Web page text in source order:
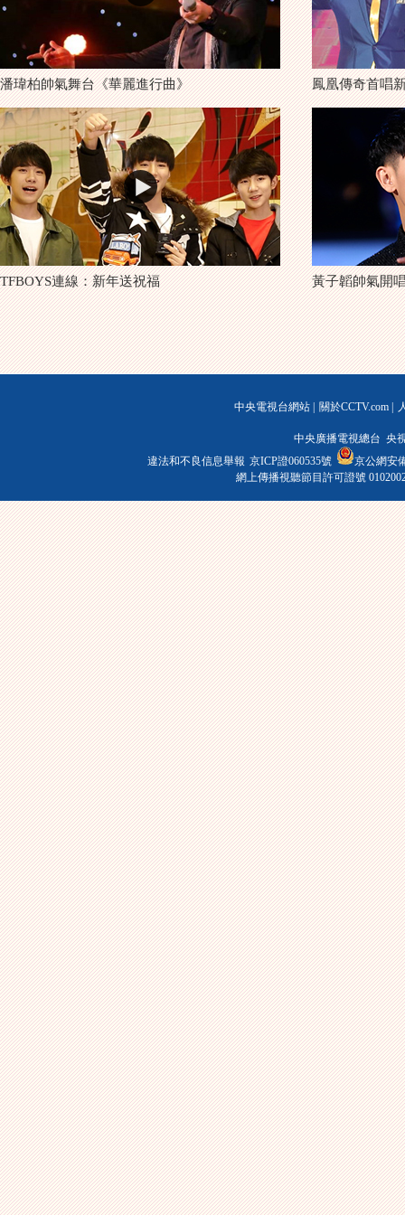
潘瑋柏帥氣舞台《華麗進行曲》 鳳凰傳奇首唱
TFBOYS連線：新年送祝福 黃子韜帥氣開
中央電視台網站 關於CCTV.com
中央廣播電視總台 央
違法和不良信息舉報 京ICP證060535號
京公網安
網上傳播視聽節目許可證號